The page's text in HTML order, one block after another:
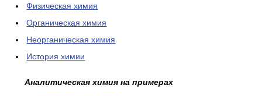
Физическая химия
Органическая химия
Неорганическая химия
История химии
Аналитическая химия на примерах